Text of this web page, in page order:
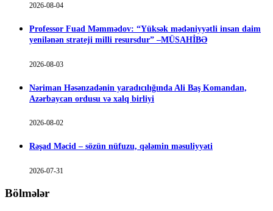
2026-08-04
Professor Fuad Məmmədov: “Yüksək mədəniyyətli insan daim
yenilənən strateji milli resursdur” –MÜSAHİBƏ
2026-08-03
Nəriman Həsənzadənin yaradıcılığında Ali Baş Komandan,
Azərbaycan ordusu və xalq birliyi
2026-08-02
Rəşad Məcid – sözün nüfuzu, qələmin məsuliyyəti
2026-07-31
Bölmələr